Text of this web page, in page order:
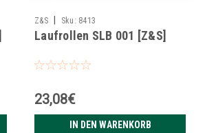
Z&S Sku: 8413
Laufrollen SLB 001 [Z&S]
23,08€
IN DEN WARENKORB